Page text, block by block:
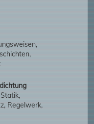
Regelwerk,